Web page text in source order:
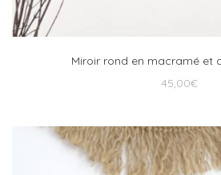
Miroir rond en macramé et
45,00€